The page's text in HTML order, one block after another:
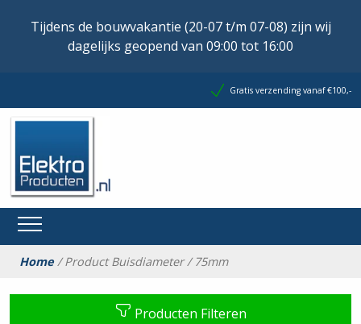
Tijdens de bouwvakantie (20-07 t/m 07-08) zijn wij
dagelijks geopend van 09:00 tot 16:00
Gratis verzending vanaf €100,-
Home/ Product Buisdiameter / 75mm
Producten Filteren